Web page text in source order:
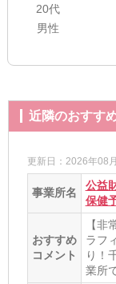
20代
男性
近隣のおすす
更新日：2026年08
事業所名
公益
保健
おすすめ
コメント
【非
ラフ
り！
業所